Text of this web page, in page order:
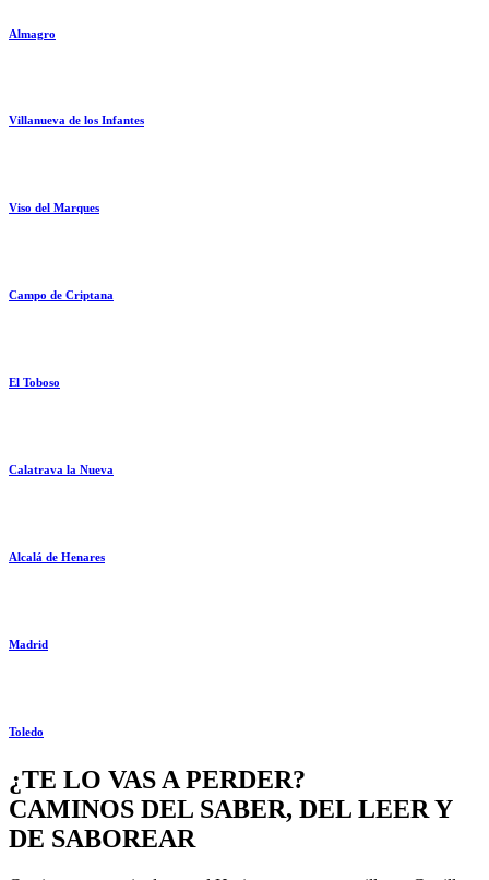
Almagro
Villanueva de los Infantes
Viso del Marques
Campo de Criptana
El Toboso
Calatrava la Nueva
Alcalá de Henares
Madrid
Toledo
¿TE LO VAS A PERDER?
CAMINOS DEL SABER, DEL LEER Y
DE SABOREAR